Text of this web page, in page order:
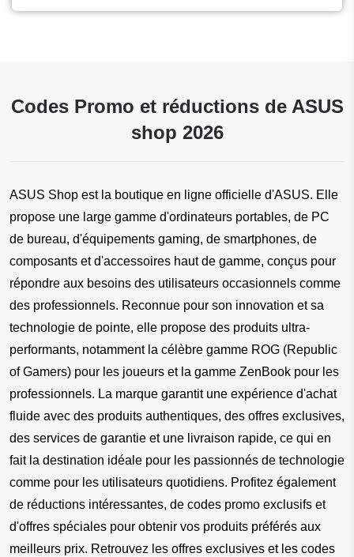
Codes Promo et réductions de ASUS
shop 2026
ASUS Shop est la boutique en ligne officielle d'ASUS. Elle
propose une large gamme d'ordinateurs portables, de PC
de bureau, d'équipements gaming, de smartphones, de
composants et d'accessoires haut de gamme, conçus pour
répondre aux besoins des utilisateurs occasionnels comme
des professionnels. Reconnue pour son innovation et sa
technologie de pointe, elle propose des produits ultra-
performants, notamment la célèbre gamme ROG (Republic
of Gamers) pour les joueurs et la gamme ZenBook pour les
professionnels. La marque garantit une expérience d'achat
fluide avec des produits authentiques, des offres exclusives,
des services de garantie et une livraison rapide, ce qui en
fait la destination idéale pour les passionnés de technologie
comme pour les utilisateurs quotidiens. Profitez également
de réductions intéressantes, de codes promo exclusifs et
d'offres spéciales pour obtenir vos produits préférés aux
meilleurs prix. Retrouvez les offres exclusives et les codes